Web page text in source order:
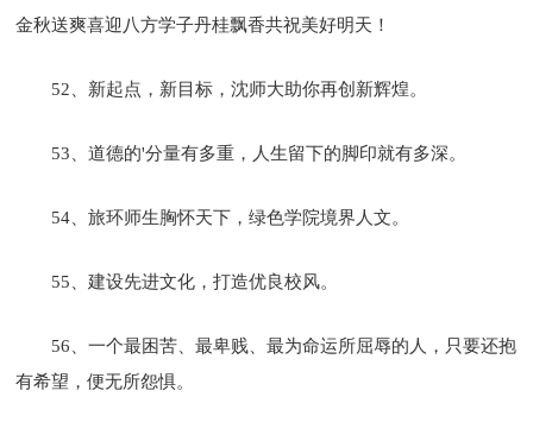
金秋送爽喜迎八方学子丹桂飘香共祝美好明天！
52、新起点，新目标，沈师大助你再创新辉煌。
53、道德的'分量有多重，人生留下的脚印就有多深。
54、旅环师生胸怀天下，绿色学院境界人文。
55、建设先进文化，打造优良校风。
56、一个最困苦、最卑贱、最为命运所屈辱的人，只要还抱
有希望，便无所怨惧。